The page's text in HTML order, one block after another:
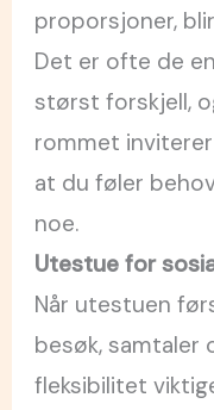
proporsjoner,
Det er ofte de
størst forskjell,
rommet
at du føler
noe.
Utestue for
Når utestuen
besøk, samtaler
fleksibilitet